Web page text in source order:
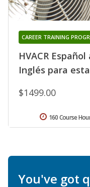
HVACR
Inglés para
CAREER TRAINING
$1499.00
160 Course
You've got